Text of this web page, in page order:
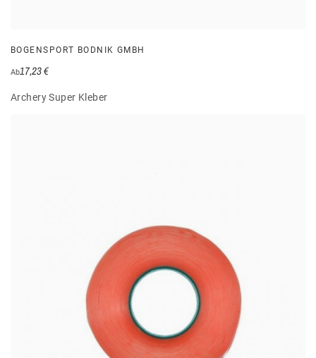
BOGENSPORT BODNIK GMBH
Archery Super Kleber
Ab17,23 €